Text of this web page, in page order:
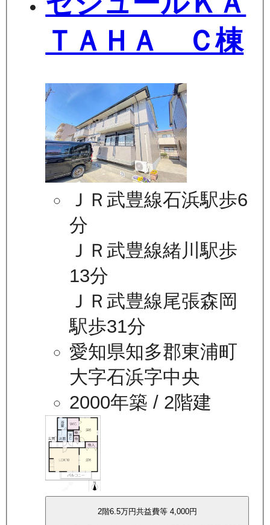
ＴＡＨＡ Ｃ棟
ＪＲ武豊線石浜駅歩6
分
ＪＲ武豊線緒川駅歩
13分
ＪＲ武豊線尾張森岡
駅歩31分
愛知県知多郡東浦町
大字石浜字中央
2000年築 / 2階建
2階6.5万円共益費等 4,000円